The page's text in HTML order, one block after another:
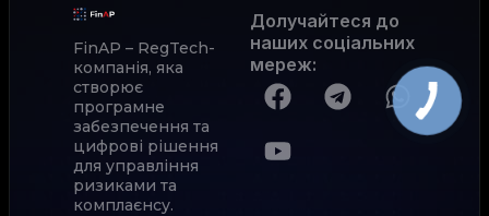
FinAP – RegTech-
компанія, яка
створює
програмне
забезпечення та
цифрові рішення
для управління
ризиками та
комплаєнсу.
Долучайтеся до
наших соціальних
мереж: